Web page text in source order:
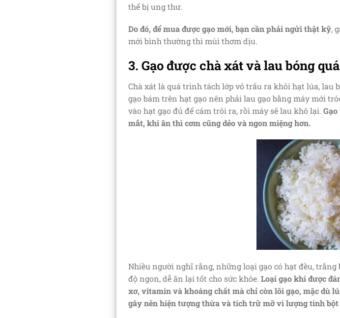
thể bị ung thư.
Do đó, để mua được gạo mới, bạn cần phải ngửi thật kỹ,
mới bình thường thì mùi thơm dịu.
3. Gạo được chà xát và lau bóng
Chà xát là quá trình tách lớp vỏ trấu ra khỏi hạt lúa, lau
gạo bám trên hạt gạo nên phải lau gạo bằng máy mới
vào hạt gạo đủ để cám trôi ra, rồi máy sẽ lau khô lại.
mắt, khi ăn thì cơm cũng dẻo và ngon miệng hơn.
Nhiều người nghĩ rằng, những loại gạo có hạt đều,
độ ngon, dễ ăn lại tốt cho sức khỏe. Loại gạo khi được
xơ, vitamin và khoáng chất mà chỉ còn lõi gạo, mặc dù
gây nên hiện tượng thừa và tích trữ mỡ vì lượng tinh bột